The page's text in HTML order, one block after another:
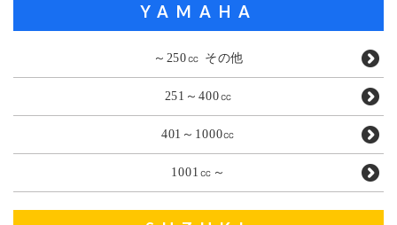
YAMAHA
～250㏄ その他
251～400㏄
401～1000㏄
1001㏄～